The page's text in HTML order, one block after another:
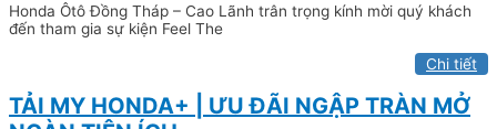
Honda Ôtô Đồng Tháp – Cao Lãnh trân trọng kính mời quý khách
đến tham gia sự kiện Feel The
Chi tiết
TẢI MY HONDA+ | ƯU ĐÃI NGẬP TRÀN MỞ